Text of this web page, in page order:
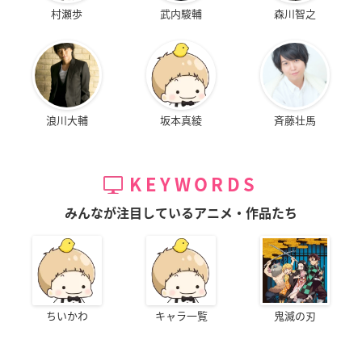
村瀬歩 武内駿輔 森川智之
浪川大輔 坂本真綾 斉藤壮馬
KEYWORDS
みんなが注目しているアニメ・作品たち
ちいかわ キャラ一覧 鬼滅の刃